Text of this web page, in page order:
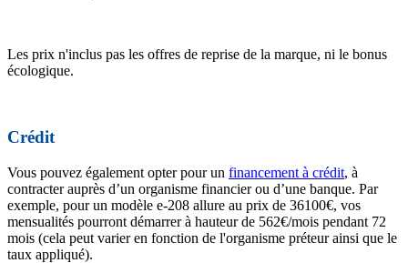
Les prix n'inclus pas les offres de reprise de la marque, ni le bonus
écologique.
Crédit
Vous pouvez également opter pour un financement à crédit, à
contracter auprès d’un organisme financier ou d’une banque. Par
exemple, pour un modèle e-208 allure au prix de 36100€, vos
mensualités pourront démarrer à hauteur de 562€/mois pendant 72
mois (cela peut varier en fonction de l'organisme préteur ainsi que le
taux appliqué).